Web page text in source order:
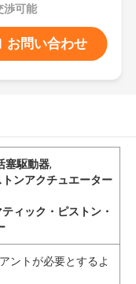
渉可能
お問い合わせ
塞駆動器,
ンアクチュエーター
ィック・ピストン・
ントが必要とするよ